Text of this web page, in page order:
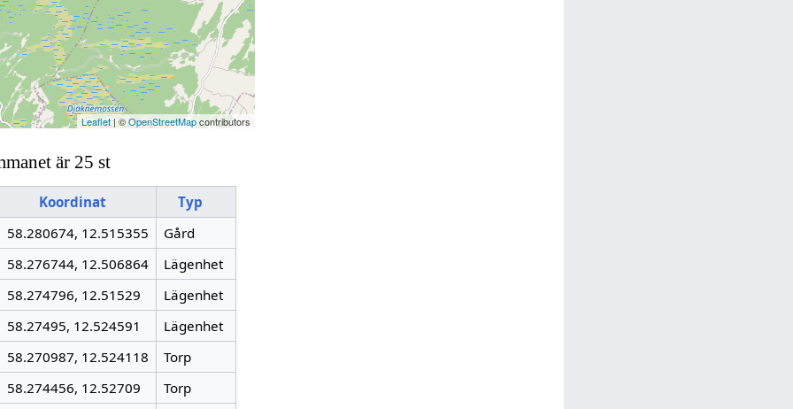
Leaflet| ©OpenStreetMapcontributors
är 25 st
Koordinat
Typ
58.280674, 12.515355
Gård
58.276744, 12.506864
Lägenhet
58.274796, 12.51529
Lägenhet
58.27495, 12.524591
Lägenhet
58.270987, 12.524118
Torp
58.274456, 12.52709
Torp